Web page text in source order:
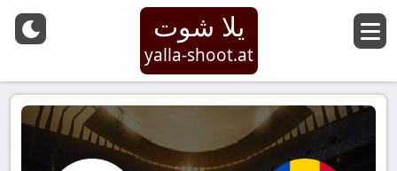
يلا شوت
yalla-shoot.at